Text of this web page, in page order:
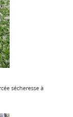
sécheresse à